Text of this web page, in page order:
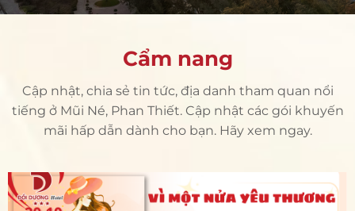
Cẩm nang
Cập nhật, chia sẻ tin tức, địa danh tham quan nổi
tiếng ở Mũi Né, Phan Thiết. Cập nhật các gói khuyến
mãi hấp dẫn dành cho bạn. Hãy xem ngay.